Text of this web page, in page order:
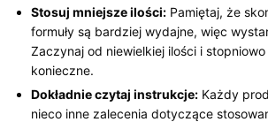
Stosuj mniejsze ilości: Pamiętaj, że
formuły są bardziej wydajne, więc
Zaczynaj od niewielkiej ilości i
konieczne.
Dokładnie czytaj instrukcje: Każdy
nieco inne zalecenia dotyczące